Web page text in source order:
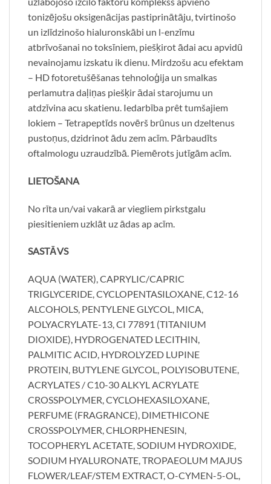
tonizējošu oksigenācijas pastiprinātāju, tvirtinošo
un izlīdzinošo hialuronskābi un l-enzīmu
atbrīvošanai no toksīniem, piešķirot ādai acu apvidū
nevainojamu izskatu ik dienu. Mirdzošu acu efektam
– HD fotoretušēšanas tehnoloģija un smalkas
perlamutra daļiņas piešķir ādai starojumu un
atdzīvina acu skatienu. Iedarbība prêt tumšajiem
lokiem – Tetrapeptīds novērš brūnus un dzeltenus
pustoņus, dzidrinot ādu zem acīm. Pārbaudīts
oftalmologu uzraudzībā. Piemērots jutīgām acīm.
LIETOŠANA
No rīta un/vai vakarā ar viegliem pirkstgalu
piesitieniem uzklāt uz ādas ap acīm.
SASTĀVS
AQUA (WATER), CAPRYLIC/CAPRIC
TRIGLYCERIDE, CYCLOPENTASILOXANE, C12-16
ALCOHOLS, PENTYLENE GLYCOL, MICA,
POLYACRYLATE-13, CI 77891 (TITANIUM
DIOXIDE), HYDROGENATED LECITHIN,
PALMITIC ACID, HYDROLYZED LUPINE
PROTEIN, BUTYLENE GLYCOL, POLYISOBUTENE,
ACRYLATES / C10-30 ALKYL ACRYLATE
CROSSPOLYMER, CYCLOHEXASILOXANE,
PERFUME (FRAGRANCE), DIMETHICONE
CROSSPOLYMER, CHLORPHENESIN,
TOCOPHERYL ACETATE, SODIUM HYDROXIDE,
SODIUM HYALURONATE, TROPAEOLUM MAJUS
FLOWER/LEAF/STEM EXTRACT, O-CYMEN-5-OL,